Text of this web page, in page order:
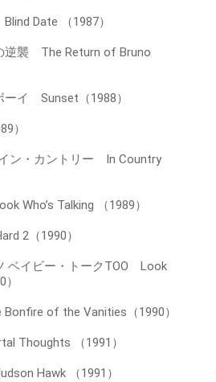
Date （1987）
逆襲 The Return of Bruno
ーイ Sunset（1988）
）
ン・カントリー In Country
Who’s Talking （1989）
2（1990）
ベイビー・トークTOO Look
of the Vanities（1990）
Thoughts （1991）
Hawk （1991）